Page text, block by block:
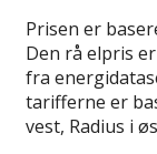
Prisen er
Den rå elpris
fra
tarifferne er
vest, Radius i